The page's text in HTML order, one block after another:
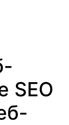
SEO